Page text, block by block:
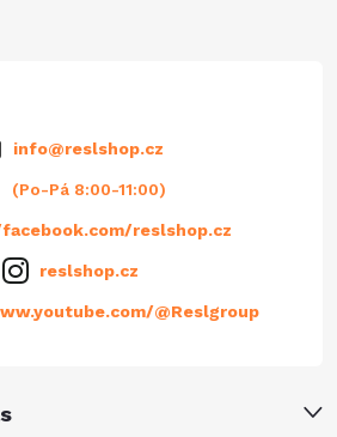
info@reslshop.cz
(Po-Pá 8:00-11:00)
reslshop.cz
reslshop.cz
@Reslgroup